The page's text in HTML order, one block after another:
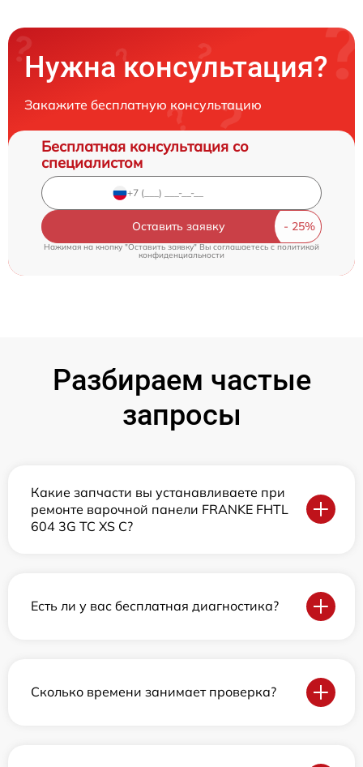
Нужна консультация?
Закажите бесплатную консультацию
Бесплатная консультация со
специалистом
Оставить заявку
Нажимая на кнопку "Оставить заявку" Вы соглашаетесь cполитикой
конфиденциальности
Разбираем частые
запросы
Какие запчасти вы устанавливаете при
ремонте варочной панели FRANKE FHTL
604 3G TC XS C?
Есть ли у вас бесплатная диагностика?
Сколько времени занимает проверка?